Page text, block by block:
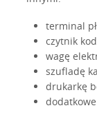
terminal
czytnik
wagę
szufladę
drukarkę